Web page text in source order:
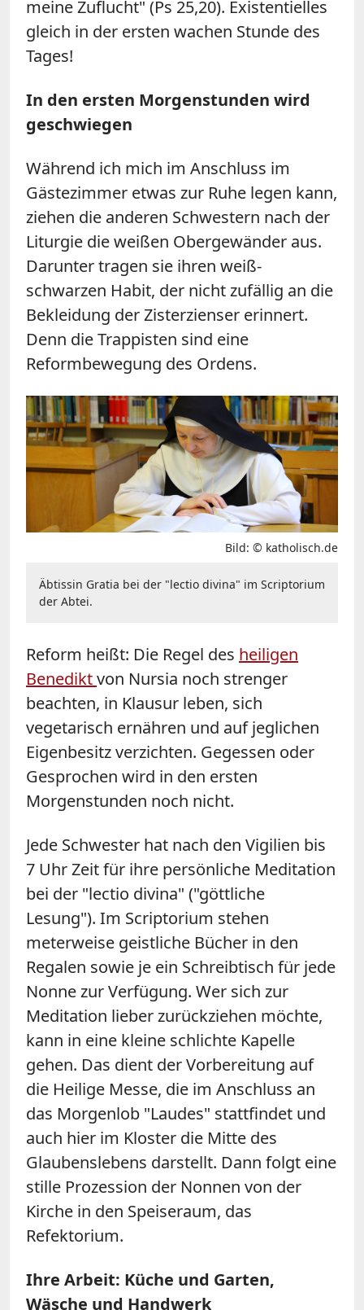
meine Zuflucht" (Ps 25,20). Existentielles
gleich in der ersten wachen Stunde des
Tages!
In den ersten Morgenstunden wird
geschwiegen
Während ich mich im Anschluss im
Gästezimmer etwas zur Ruhe legen kann,
ziehen die anderen Schwestern nach der
Liturgie die weißen Obergewänder aus.
Darunter tragen sie ihren weiß-
schwarzen Habit, der nicht zufällig an die
Bekleidung der Zisterzienser erinnert.
Denn die Trappisten sind eine
Reformbewegung des Ordens.
Bild: © katholisch.de
Äbtissin Gratia bei der "lectio divina" im Scriptorium
der Abtei.
Reform heißt: Die Regel des heiligen
Benediktvon Nursia noch strenger
beachten, in Klausur leben, sich
vegetarisch ernähren und auf jeglichen
Eigenbesitz verzichten. Gegessen oder
Gesprochen wird in den ersten
Morgenstunden noch nicht.
Jede Schwester hat nach den Vigilien bis
7 Uhr Zeit für ihre persönliche Meditation
bei der "lectio divina" ("göttliche
Lesung"). Im Scriptorium stehen
meterweise geistliche Bücher in den
Regalen sowie je ein Schreibtisch für jede
Nonne zur Verfügung. Wer sich zur
Meditation lieber zurückziehen möchte,
kann in eine kleine schlichte Kapelle
gehen. Das dient der Vorbereitung auf
die Heilige Messe, die im Anschluss an
das Morgenlob "Laudes" stattfindet und
auch hier im Kloster die Mitte des
Glaubenslebens darstellt. Dann folgt eine
stille Prozession der Nonnen von der
Kirche in den Speiseraum, das
Refektorium.
Ihre Arbeit: Küche und Garten,
Wäsche und Handwerk